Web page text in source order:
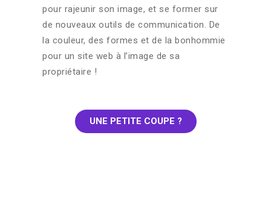
pour rajeunir son image, et se former sur
de nouveaux outils de communication. De
la couleur, des formes et de la bonhommie
pour un site web à l’image de sa
propriétaire !
UNE PETITE COUPE ?